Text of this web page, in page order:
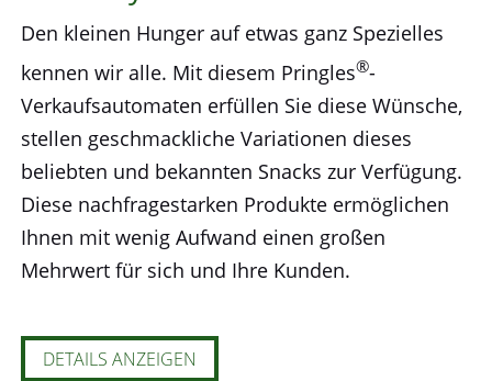
Den kleinen Hunger auf etwas ganz Spezielles
kennen wir alle. Mit diesem Pringles®-
Verkaufsautomaten erfüllen Sie diese Wünsche,
stellen geschmackliche Variationen dieses
beliebten und bekannten Snacks zur Verfügung.
Diese nachfragestarken Produkte ermöglichen
Ihnen mit wenig Aufwand einen großen
Mehrwert für sich und Ihre Kunden.
DETAILS ANZEIGEN